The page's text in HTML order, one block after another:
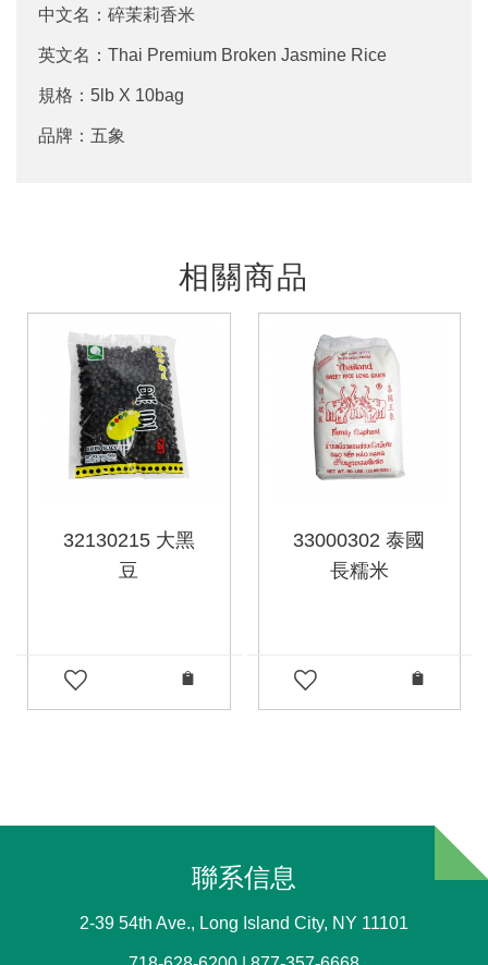
中文名：碎茉莉香米
英文名：Thai Premium Broken Jasmine Rice
規格：5lb X 10bag
品牌：五象
相關商品
32130215 大黑
豆
33000302 泰國
長糯米
聯系信息
2-39 54th Ave., Long Island City, NY 11101